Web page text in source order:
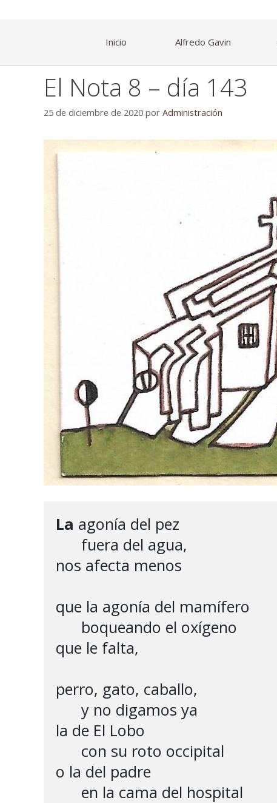
Inicio Alfredo Gavin
El Nota 8 – día 143
25 de diciembre de 2020 por Administración
La agonía del pez
fuera del agua,
nos afecta menos
que la agonía del mamífero
boqueando el oxígeno
que le falta,
perro, gato, caballo,
y no digamos ya
la de El Lobo
con su roto occipital
o la del padre
en la cama del hospital